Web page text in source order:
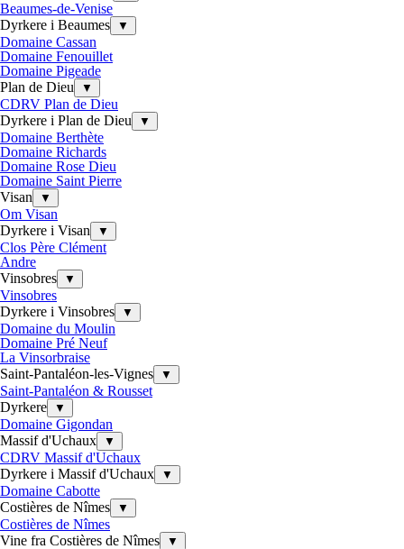
Beaumes-de-Venise
Dyrkere i Beaumes
▼
Domaine Cassan
Domaine Fenouillet
Domaine Pigeade
Plan de Dieu
▼
CDRV Plan de Dieu
Dyrkere i Plan de Dieu
▼
Domaine Berthète
Domaine Richards
Domaine Rose Dieu
Domaine Saint Pierre
Visan
▼
Om Visan
Dyrkere i Visan
▼
Clos Père Clément
Andre
Vinsobres
▼
Vinsobres
Dyrkere i Vinsobres
▼
Domaine du Moulin
Domaine Pré Neuf
La Vinsorbraise
Saint-Pantaléon-les-Vignes
▼
Saint-Pantaléon & Rousset
Dyrkere
▼
Domaine Gigondan
Massif d'Uchaux
▼
CDRV Massif d'Uchaux
Dyrkere i Massif d'Uchaux
▼
Domaine Cabotte
Costières de Nîmes
▼
Costières de Nîmes
Vine fra Costières de Nîmes
▼